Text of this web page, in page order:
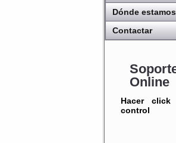
Dónde estamos
Contactar
Online
Hacer click
control